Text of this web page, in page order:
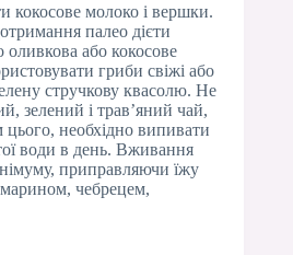
кокосове молоко і вершки.
палео дієти
або кокосове
гриби свіжі або
стручкову квасолю. Не
зелений і трав’яний чай,
необхідно випивати
води в день. Вживання
приправляючи їжу
чебрецем,